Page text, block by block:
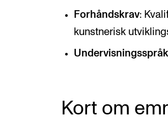
Forhåndskrav:
kunstnerisk
Undervisningsspråk
Kort om